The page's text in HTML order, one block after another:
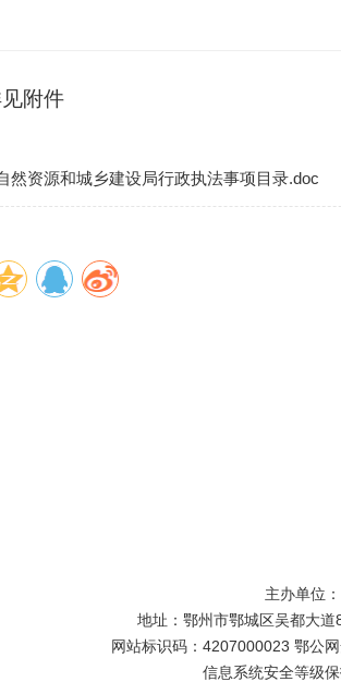
附件
然资源和城乡建设局行政执法事项目录.doc
主办单位
地址：鄂州市鄂城区吴都大
网站标识码：4207000023 鄂公
信息系统安全等级